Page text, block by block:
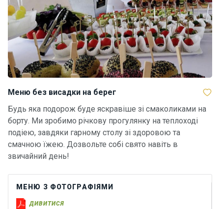
Меню без висадки на берег
Будь яка подорож буде яскравіше зі смаколиками на
борту. Ми зробимо річкову прогулянку на теплоході
подіею, завдяки гарному столу зі здоровою та
смачною їжею. Дозвольте собі свято навіть в
звичайний день!
МЕНЮ З ФОТОГРАФІЯМИ
ДИВИТИСЯ
я
х
т
и
К
а
е
р
и
Про
нас
Програ
ми